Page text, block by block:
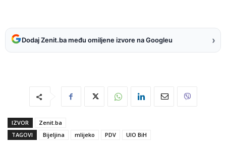
Dodaj Zenit.ba među omiljene izvore na Googleu ›
IZVOR
Zenit.ba
TAGOVI
Bijeljina mlijeko PDV UIO BiH